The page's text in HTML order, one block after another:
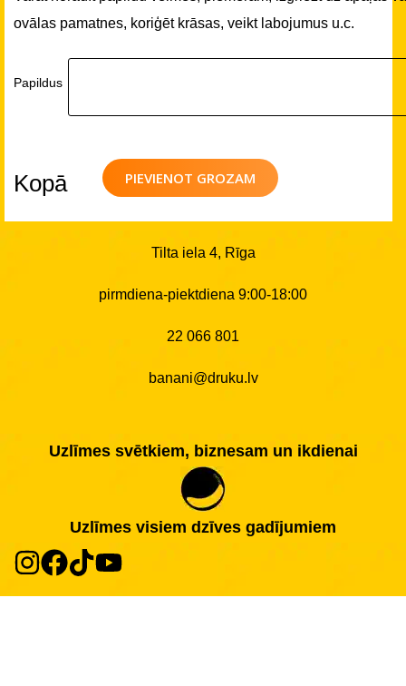
ovālas pamatnes, koriģēt krāsas, veikt labojumus u.c.
Papildus
PIEVIENOT GROZAM
Kopā
Tilta iela 4, Rīga
pirmdiena-piektdiena 9:00-18:00
22 066 801
banani@druku.lv
Uzlīmes svētkiem, biznesam un ikdienai
Uzlīmes visiem dzīves gadījumiem